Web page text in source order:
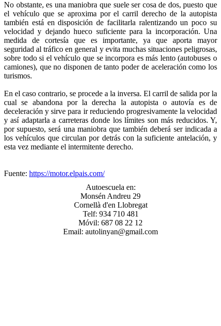
No obstante, es una maniobra que suele ser cosa de dos, puesto que
el vehículo que se aproxima por el carril derecho de la autopista
también está en disposición de facilitarla ralentizando un poco su
velocidad y dejando hueco suficiente para la incorporación. Una
medida de cortesía que es importante, ya que aporta mayor
seguridad al tráfico en general y evita muchas situaciones peligrosas,
sobre todo si el vehículo que se incorpora es más lento (autobuses o
camiones), que no disponen de tanto poder de aceleración como los
turismos.
En el caso contrario, se procede a la inversa. El carril de salida por la
cual se abandona por la derecha la autopista o autovía es de
deceleración y sirve para ir reduciendo progresivamente la velocidad
y así adaptarla a carreteras donde los límites son más reducidos. Y,
por supuesto, será una maniobra que también deberá ser indicada a
los vehículos que circulan por detrás con la suficiente antelación, y
esta vez mediante el intermitente derecho.
Fuente: https://motor.elpais.com/
Autoescuela en:
Monsén Andreu 29
Cornellà d'en Llobregat
Telf: 934 710 481
Móvil: 687 08 22 12
Email: autolinyan@gmail.com